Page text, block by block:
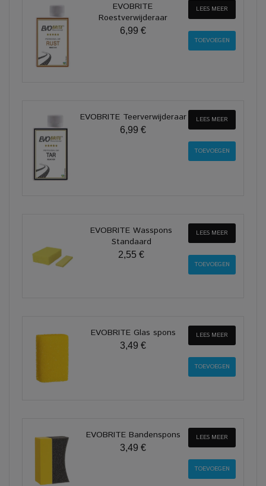
EVOBRITE
Roestverwijderaar
6,99 €
LEES MEER
EVOBRITE Teerverwijderaar
6,99 €
LEES MEER
EVOBRITE Wasspons
Standaard
2,55 €
LEES MEER
EVOBRITE Glas spons
3,49 €
LEES MEER
EVOBRITE Bandenspons
3,49 €
LEES MEER